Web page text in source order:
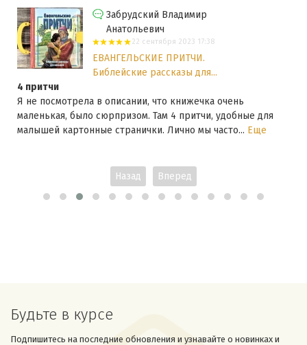
Забрудский Владимир
Анатольевич
22 сентября 2023 17:38
ЕВАНГЕЛЬСКИЕ ПРИТЧИ.
Библейские рассказы для...
4 притчи
Я не посмотрела в описании, что книжечка очень
маленькая, было сюрпризом. Там 4 притчи, удобные для
малышей картонные странички. Лично мы часто... Еще
Назад Вперед
Будьте в курсе
Подпишитесь на последние обновления и узнавайте о новинках и